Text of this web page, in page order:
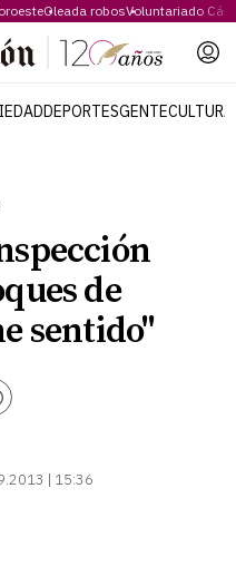
Oleada robosVoluntariado
DEPORTESGENTECULTURA
de
sentido"
| 15:36